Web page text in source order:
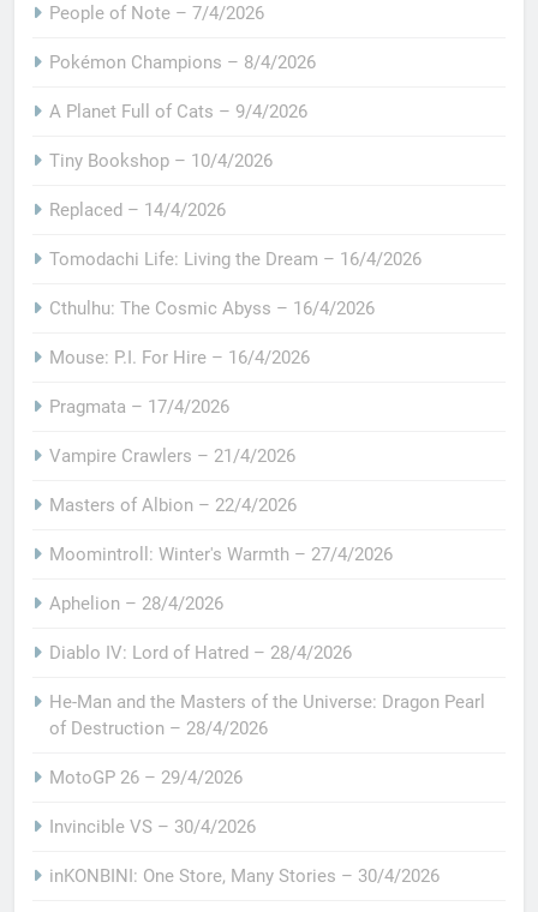
People of Note – 7/4/2026
Pokémon Champions – 8/4/2026
A Planet Full of Cats – 9/4/2026
Tiny Bookshop – 10/4/2026
Replaced – 14/4/2026
Tomodachi Life: Living the Dream – 16/4/2026
Cthulhu: The Cosmic Abyss – 16/4/2026
Mouse: P.I. For Hire – 16/4/2026
Pragmata – 17/4/2026
Vampire Crawlers – 21/4/2026
Masters of Albion – 22/4/2026
Moomintroll: Winter's Warmth – 27/4/2026
Aphelion – 28/4/2026
Diablo IV: Lord of Hatred – 28/4/2026
He-Man and the Masters of the Universe: Dragon Pearl
of Destruction – 28/4/2026
MotoGP 26 – 29/4/2026
Invincible VS – 30/4/2026
inKONBINI: One Store, Many Stories – 30/4/2026